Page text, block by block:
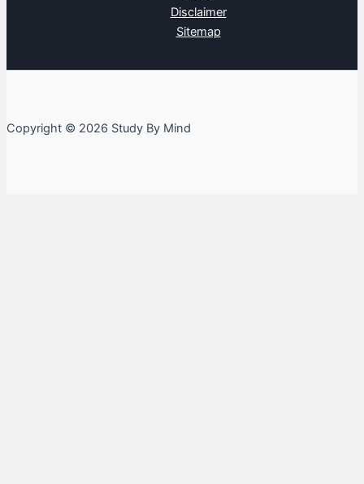
Disclaimer
Sitemap
Copyright © 2026 Study By Mind